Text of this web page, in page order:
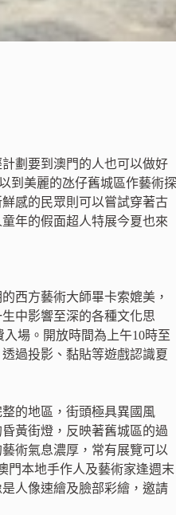
劃要到澳門的人也可以做好
到美麗的氹仔舊城區作藝術探
感的民眾則可以嘗試穿著古
年的假面超人特展今夏也來
西方藝術大師畢卡索媲美，
中影響至深的各種文化思
場。開放時間為上午10時至
過投影、黏貼等遊戲認識夏
的地區，街頭極具異國風
黃街燈，反映著舊城區的過
術氣息濃厚，常有展覽可以
門本地手作人及藝術家逢週末
人像速繪及臉部彩繪，邀請